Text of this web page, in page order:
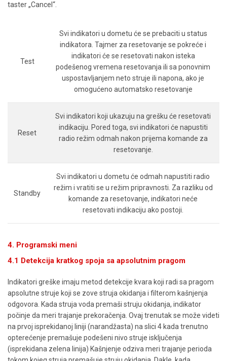
taster „Cancel“.
Test
Svi indikatori u dometu će se prebaciti u status
indikatora. Tajmer za resetovanje se pokreće i
indikatori će se resetovati nakon isteka
podešenog vremena resetovanja ili sa ponovnim
uspostavljanjem neto struje ili napona, ako je
omogućeno automatsko resetovanje
Reset
Svi indikatori koji ukazuju na grešku će resetovati
indikaciju. Pored toga, svi indikatori će napustiti
radio režim odmah nakon prijema komande za
resetovanje.
Standby
Svi indikatori u dometu će odmah napustiti radio
režim i vratiti se u režim pripravnosti. Za razliku od
komande za resetovanje, indikatori neće
resetovati indikaciju ako postoji.
4. Programski meni
4.1 Detekcija kratkog spoja sa apsolutnim pragom
Indikatori greške imaju metod detekcije kvara koji radi sa pragom
apsolutne struje koji se zove struja okidanja i filterom kašnjenja
odgovora. Kada struja voda premaši struju okidanja, indikator
počinje da meri trajanje prekoračenja. Ovaj trenutak se može videti
na prvoj isprekidanoj liniji (narandžasta) na slici 4 kada trenutno
opterećenje premašuje podešeni nivo struje isključenja
(isprekidana zelena linija) Kašnjenje odziva meri trajanje perioda